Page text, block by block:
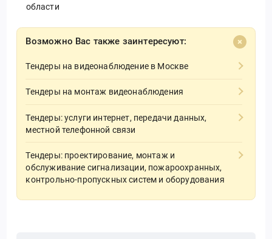
области
Возможно Вас также заинтересуют:
Тендеры на видеонаблюдение в Москве
Тендеры на монтаж видеонаблюдения
Тендеры: услуги интернет, передачи данных,
местной телефонной связи
Тендеры: проектирование, монтаж и
обслуживание сигнализации, пожароохранных,
контрольно-пропускных систем и оборудования